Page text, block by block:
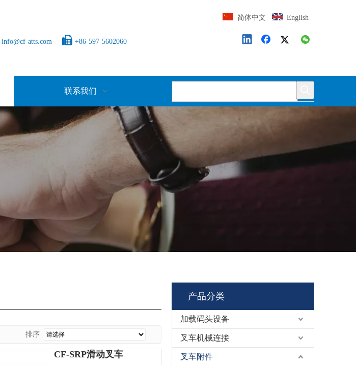
info@cf-atts.com  +86-597-5602060
简体中文 English
联系我们
排序
CF-SRP滑动叉车
产品分类
加载码头设备
叉车机械连接
叉车附件